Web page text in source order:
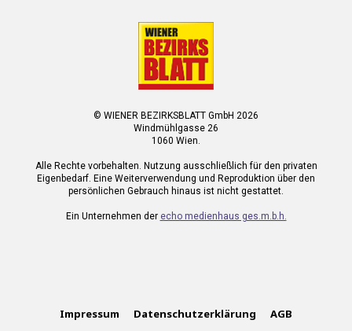
© WIENER BEZIRKSBLATT GmbH 2026
Windmühlgasse 26
1060 Wien.
Alle Rechte vorbehalten. Nutzung ausschließlich für den privaten
Eigenbedarf. Eine Weiterverwendung und Reproduktion über den
persönlichen Gebrauch hinaus ist nicht gestattet.
Ein Unternehmen der echo medienhaus ges.m.b.h.
Impressum Datenschutzerklärung AGB